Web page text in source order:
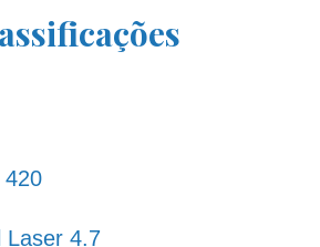
420
Laser 4.7